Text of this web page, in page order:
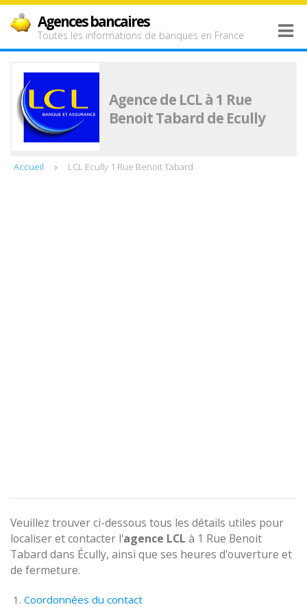
Agences bancaires
Toutes les informations de banques en France
Agence de LCL à 1 Rue
Benoit Tabard de Ecully
Accueil LCL Ecully 1 Rue Benoit Tabard
Veuillez trouver ci-dessous tous les détails utiles pour
localiser et contacter l'agence LCL à 1 Rue Benoit
Tabard dans Écully, ainsi que ses heures d'ouverture et
de fermeture.
Coordonnées du contact